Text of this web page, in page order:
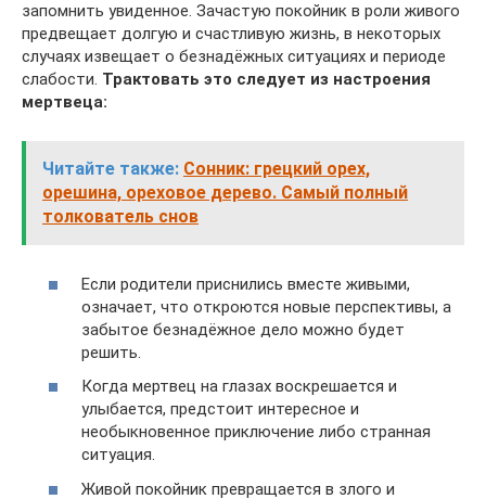
запомнить увиденное. Зачастую покойник в роли живого
предвещает долгую и счастливую жизнь, в некоторых
случаях извещает о безнадёжных ситуациях и периоде
слабости. Трактовать это следует из настроения
мертвеца:
Читайте также: Сонник: грецкий орех,
орешина, ореховое дерево. Самый полный
толкователь снов
Если родители приснились вместе живыми,
означает, что откроются новые перспективы, а
забытое безнадёжное дело можно будет
решить.
Когда мертвец на глазах воскрешается и
улыбается, предстоит интересное и
необыкновенное приключение либо странная
ситуация.
Живой покойник превращается в злого и